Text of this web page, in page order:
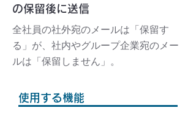
の保留後に送信
全社員の社外宛のメールは「保留す
る」が、社内やグループ企業宛のメー
ルは「保留しません」。
使用する機能